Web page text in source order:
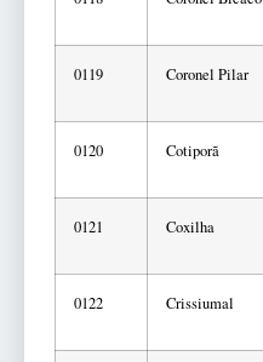
0119 Coronel Pilar
0120 Cotiporã
0121 Coxilha
0122 Crissiumal